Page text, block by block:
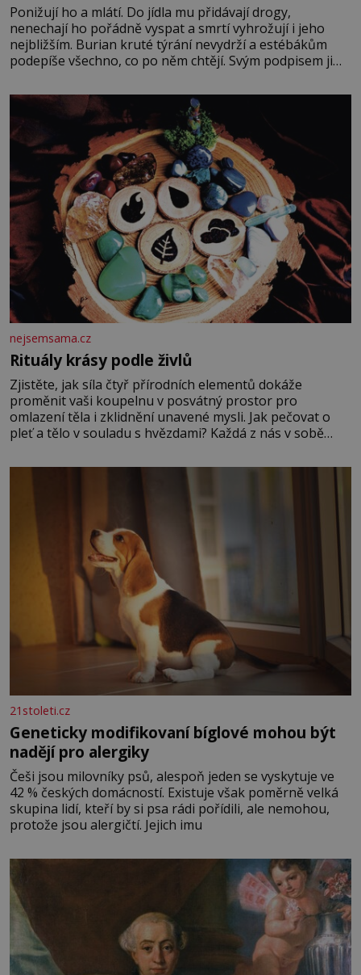
Ponižují ho a mlátí. Do jídla mu přidávají drogy,
nenechají ho pořádně vyspat a smrtí vyhrožují i jeho
nejbližším. Burian kruté týrání nevydrží a estébákům
podepíše všechno, co po něm chtějí. Svým podpisem jim
fyzický ani psychický nátlak. Syn brněnského řezníka
chce být knězem a
nejsemsama.cz
Rituály krásy podle živlů
Zjistěte, jak síla čtyř přírodních elementů dokáže
proměnit vaši koupelnu v posvátný prostor pro
omlazení těla i zklidnění unavené mysli. Jak pečovat o
pleť a tělo v souladu s hvězdami? Každá z nás v sobě
povaze, ale i v potřebách naší pokožky. Ohnivá znamení
Ženy narozené ve znamení Berana, Lva a Střelce v sobě
nesou žár, odvahu a neutuchající elán. Vaše
21stoleti.cz
Geneticky modifikovaní bíglové mohou být
nadějí pro alergiky
Češi jsou milovníky psů, alespoň jeden se vyskytuje ve
42 % českých domácností. Existuje však poměrně velká
skupina lidí, kteří by si psa rádi pořídili, ale nemohou,
protože jsou alergičtí. Jejich imu